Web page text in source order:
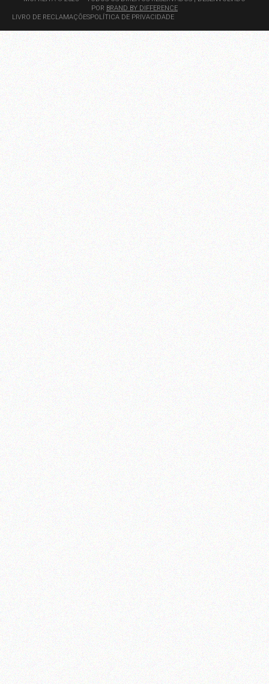
POR BRAND BY DIFFERENCE
LIVRO DE RECLAMAÇÕESPOLÍTICA DE PRIVACIDADE